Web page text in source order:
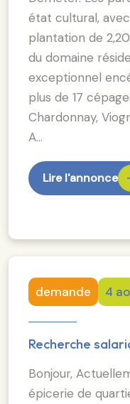
état cultural,
plantation de
du domaine
exceptionnel
plus de 17
Chardonnay,
A…
Lire l'annonce
demande 4
Recherche
Bonjour,
épicerie de